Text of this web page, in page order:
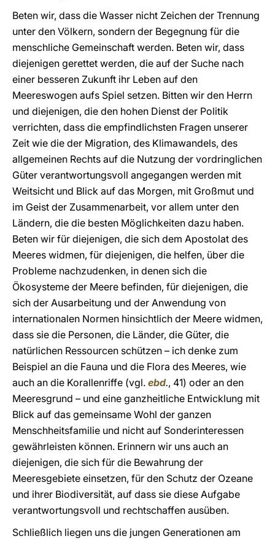
Beten wir, dass die Wasser nicht Zeichen der Trennung
unter den Völkern, sondern der Begegnung für die
menschliche Gemeinschaft werden. Beten wir, dass
diejenigen gerettet werden, die auf der Suche nach
einer besseren Zukunft ihr Leben auf den
Meereswogen aufs Spiel setzen. Bitten wir den Herrn
und diejenigen, die den hohen Dienst der Politik
verrichten, dass die empfindlichsten Fragen unserer
Zeit wie die der Migration, des Klimawandels, des
allgemeinen Rechts auf die Nutzung der vordringlichen
Güter verantwortungsvoll angegangen werden mit
Weitsicht und Blick auf das Morgen, mit Großmut und
im Geist der Zusammenarbeit, vor allem unter den
Ländern, die die besten Möglichkeiten dazu haben.
Beten wir für diejenigen, die sich dem Apostolat des
Meeres widmen, für diejenigen, die helfen, über die
Probleme nachzudenken, in denen sich die
Ökosysteme der Meere befinden, für diejenigen, die
sich der Ausarbeitung und der Anwendung von
internationalen Normen hinsichtlich der Meere widmen,
dass sie die Personen, die Länder, die Güter, die
natürlichen Ressourcen schützen – ich denke zum
Beispiel an die Fauna und die Flora des Meeres, wie
auch an die Korallenriffe (vgl. ebd., 41) oder an den
Meeresgrund – und eine ganzheitliche Entwicklung mit
Blick auf das gemeinsame Wohl der ganzen
Menschheitsfamilie und nicht auf Sonderinteressen
gewährleisten können. Erinnern wir uns auch an
diejenigen, die sich für die Bewahrung der
Meeresgebiete einsetzen, für den Schutz der Ozeane
und ihrer Biodiversität, auf dass sie diese Aufgabe
verantwortungsvoll und rechtschaffen ausüben.
Schließlich liegen uns die jungen Generationen am